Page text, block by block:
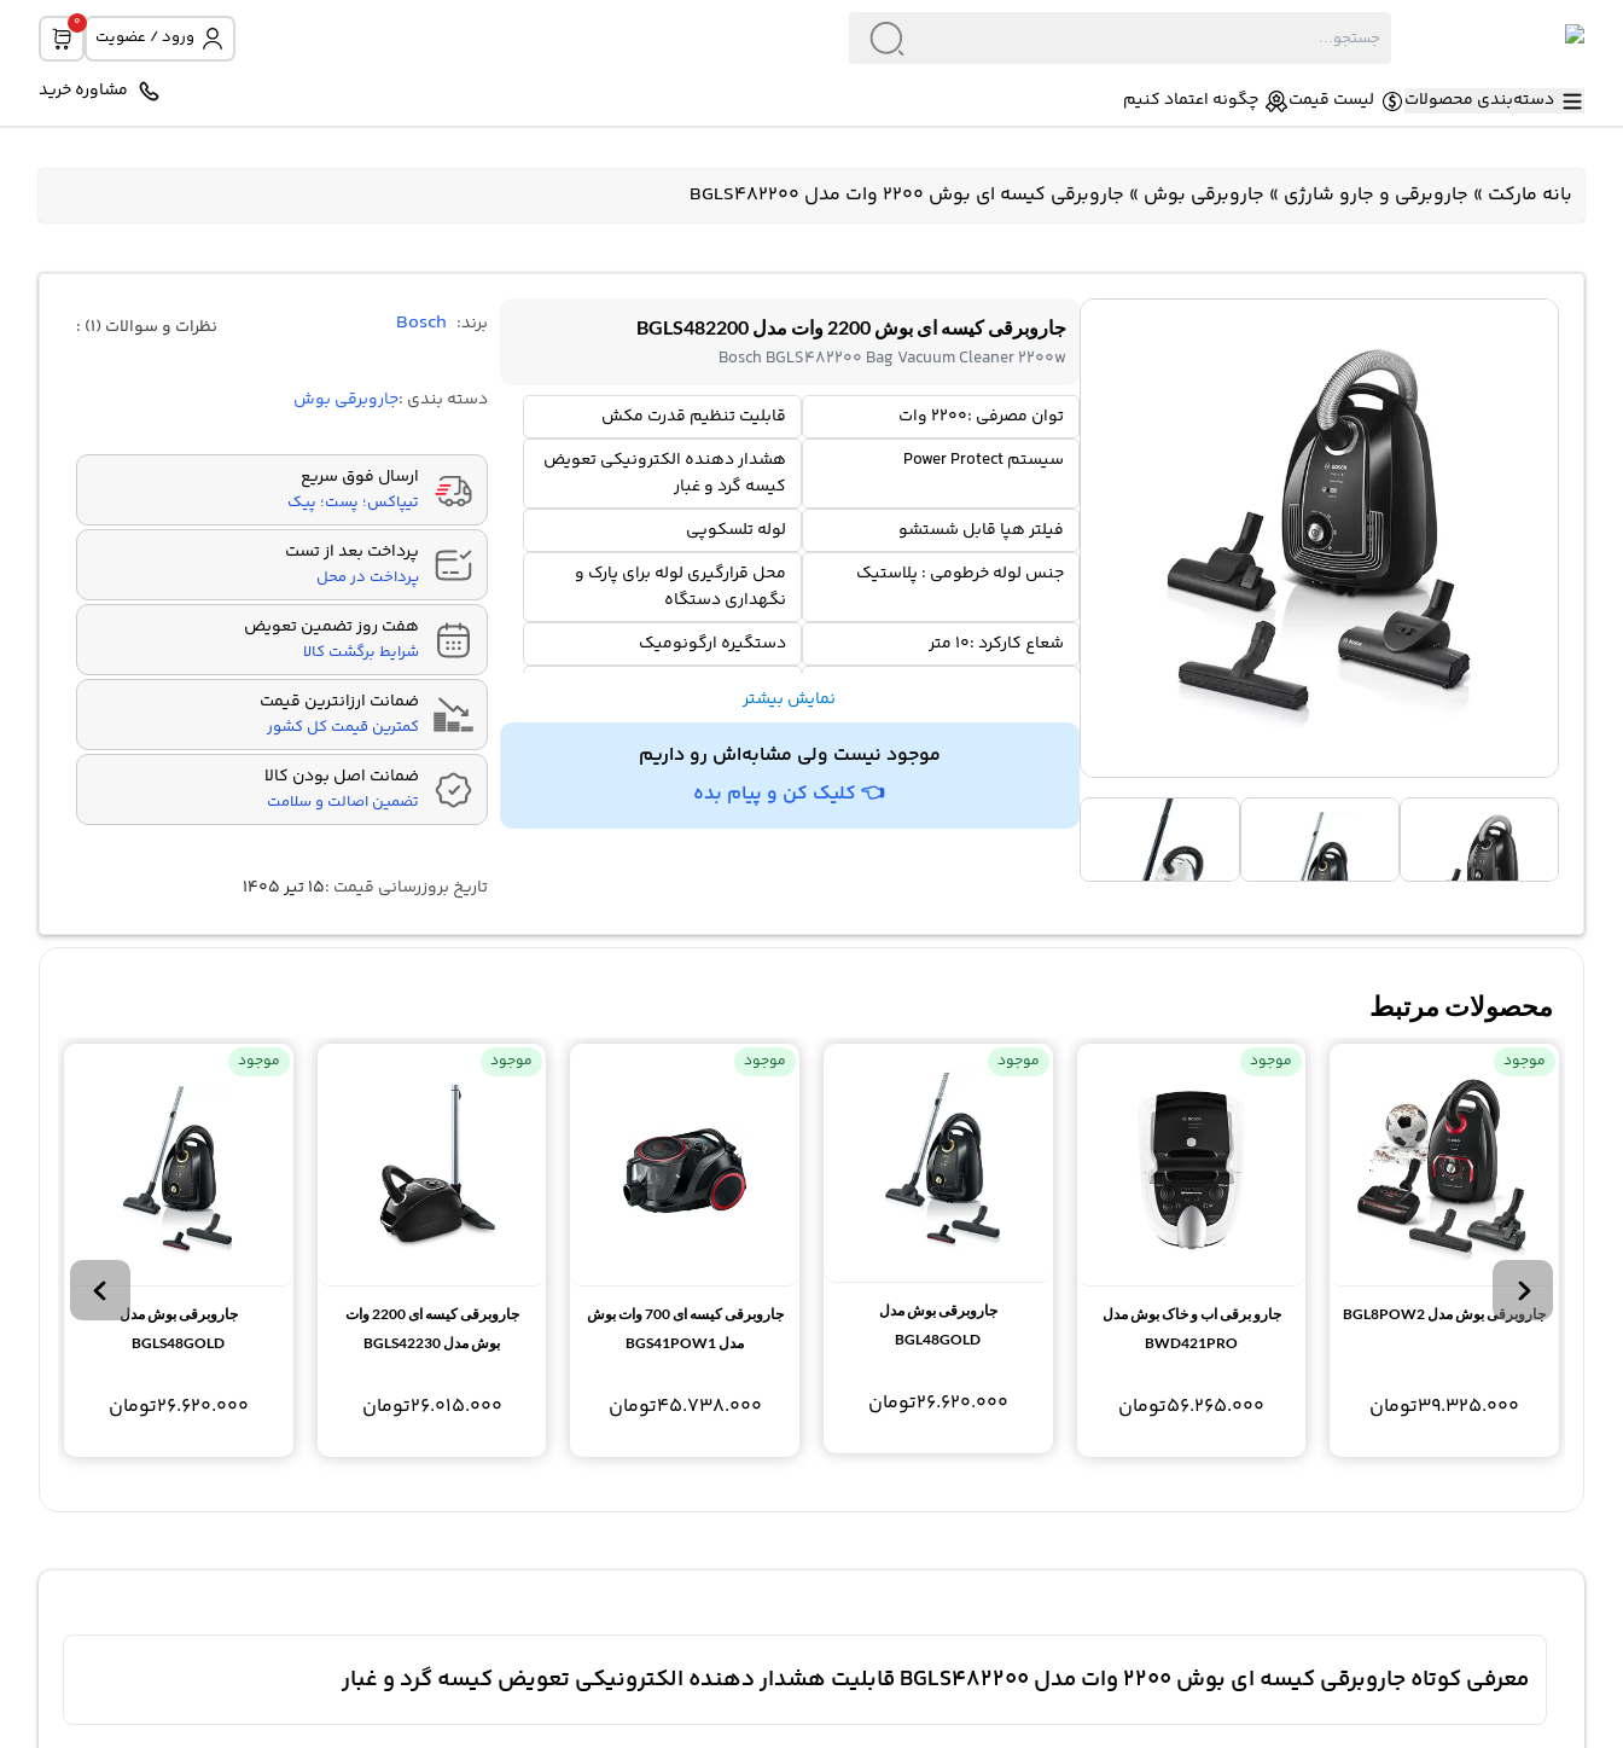
ورود / عضویت
0
دسته‌بندی محصولات لیست قیمت چگونه اعتماد کنیم مشاوره خرید
بانه مارکت » جاروبرقی و جارو شارژی » جاروبرقی بوش » جاروبرقی کیسه ای بوش 2200 وات مدل BGLS482200
جاروبرقی کیسه ای بوش 2200 وات مدل BGLS482200
Bosch BGLS482200 Bag Vacuum Cleaner 2200w
توان مصرفی :۲۲۰۰ وات
قابلیت تنظیم قدرت مکش
سیستم Power Protect
هشدار دهنده الکترونیکی تعویض
کیسه گرد و غبار
فیلتر هپا قابل شستشو
لوله تلسکوپی
جنس لوله خرطومی : پلاستیک
محل قرارگیری لوله برای پارک و
نگهداری دستگاه
شعاع کارکرد :۱۰ متر
دستگیره ارگونومیک
طول سیم برق :۷ مترنمایش بیشتر
موجود نیست ولی مشابه‌اش رو داریم
👈 کلیک کن و پیام بده
برند: Bosch نظرات و سوالات (1) :
دسته بندی :جاروبرقی بوش
ارسال فوق سریع
تیپاکس؛ پست؛ پیک
پرداخت بعد از تست
پرداخت در محل
هفت روز تضمین تعویض
شرایط برگشت کالا
ضمانت ارزانترین قیمت
کمترین قیمت کل کشور
ضمانت اصل بودن کالا
تضمین اصالت و سلامت
تاریخ بروزرسانی قیمت :۱۵ تیر ۱۴۰۵
محصولات مرتبط
موجود
جاروبرقی بوش مدل BGL8POW2
39.325.000تومان
موجود
جارو برقی اب و خاک بوش مدل
BWD421PRO
56.265.000تومان
موجود
جاروبرقی بوش مدل
BGL48GOLD
26.620.000تومان
موجود
جاروبرقی کیسه ای 700 وات بوش
مدل BGS41POW1
45.738.000تومان
موجود
جاروبرقی کیسه ای 2200 وات
بوش مدل BGLS42230
26.015.000تومان
موجود
جاروبرقی بوش مدل
BGLS48GOLD
26.620.000تومان
معرفی کوتاه جاروبرقی کیسه ای بوش 2200 وات مدل BGLS482200 قابلیت هشدار دهنده الکترونیکی تعویض کیسه گرد و غبار